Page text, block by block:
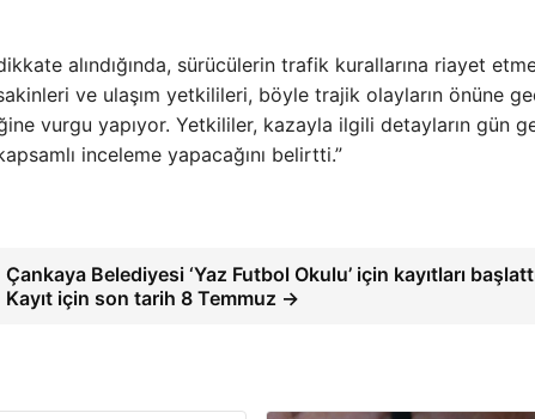
alındığında, sürücülerin trafik kurallarına riayet
ve ulaşım yetkilileri, böyle trajik olayların önüne
vurgu yapıyor. Yetkililer, kazayla ilgili detayların gün
inceleme yapacağını belirtti.”
Çankaya Belediyesi ‘Yaz Futbol Okulu’ için kayıtları
Kayıt için son tarih 8 Temmuz →